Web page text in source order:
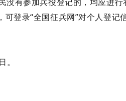
没有参加兵役登记的，均应进行
可登录“全国征兵网”对个人登记